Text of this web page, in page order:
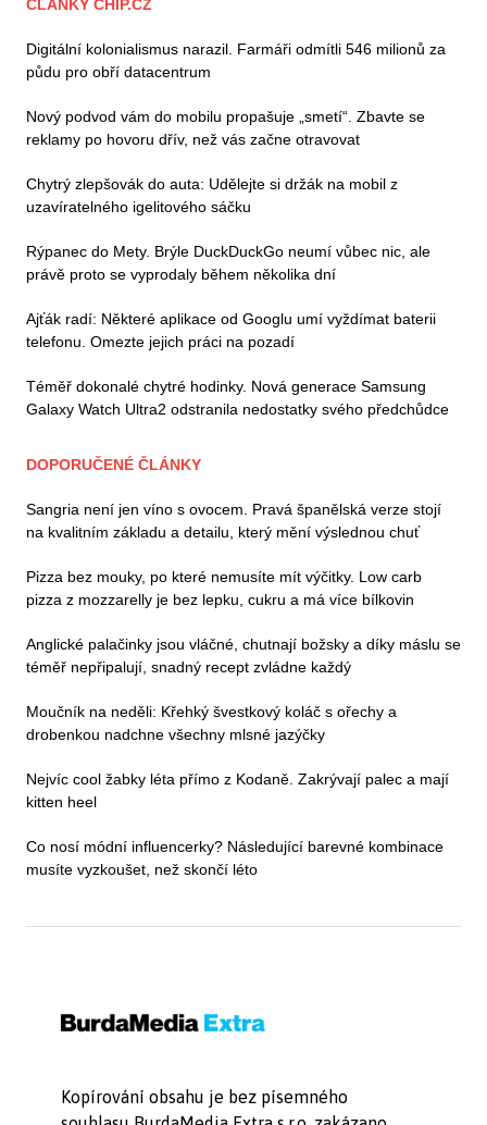
ČLÁNKY CHIP.CZ
Digitální kolonialismus narazil. Farmáři odmítli 546 milionů za
půdu pro obří datacentrum
Nový podvod vám do mobilu propašuje „smetí“. Zbavte se
reklamy po hovoru dřív, než vás začne otravovat
Chytrý zlepšovák do auta: Udělejte si držák na mobil z
uzavíratelného igelitového sáčku
Rýpanec do Mety. Brýle DuckDuckGo neumí vůbec nic, ale
právě proto se vyprodaly během několika dní
Ajťák radí: Některé aplikace od Googlu umí vyždímat baterii
telefonu. Omezte jejich práci na pozadí
Téměř dokonalé chytré hodinky. Nová generace Samsung
Galaxy Watch Ultra2 odstranila nedostatky svého předchůdce
DOPORUČENÉ ČLÁNKY
Sangria není jen víno s ovocem. Pravá španělská verze stojí
na kvalitním základu a detailu, který mění výslednou chuť
Pizza bez mouky, po které nemusíte mít výčitky. Low carb
pizza z mozzarelly je bez lepku, cukru a má více bílkovin
Anglické palačinky jsou vláčné, chutnají božsky a díky máslu se
téměř nepřipalují, snadný recept zvládne každý
Moučník na neděli: Křehký švestkový koláč s ořechy a
drobenkou nadchne všechny mlsné jazýčky
Nejvíc cool žabky léta přímo z Kodaně. Zakrývají palec a mají
kitten heel
Co nosí módní influencerky? Následující barevné kombinace
musíte vyzkoušet, než skončí léto
Kopírování obsahu je bez písemného